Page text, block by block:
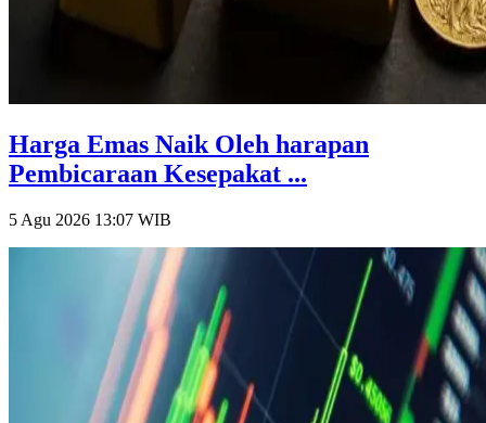
Harga Emas Naik Oleh harapan
Pembicaraan Kesepakat ...
5 Agu 2026 13:07 WIB